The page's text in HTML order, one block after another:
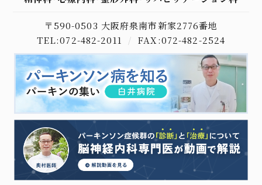
〒590-0503 大阪府泉南市新家2776番地
TEL:072-482-2011
/ FAX:072-482-2524